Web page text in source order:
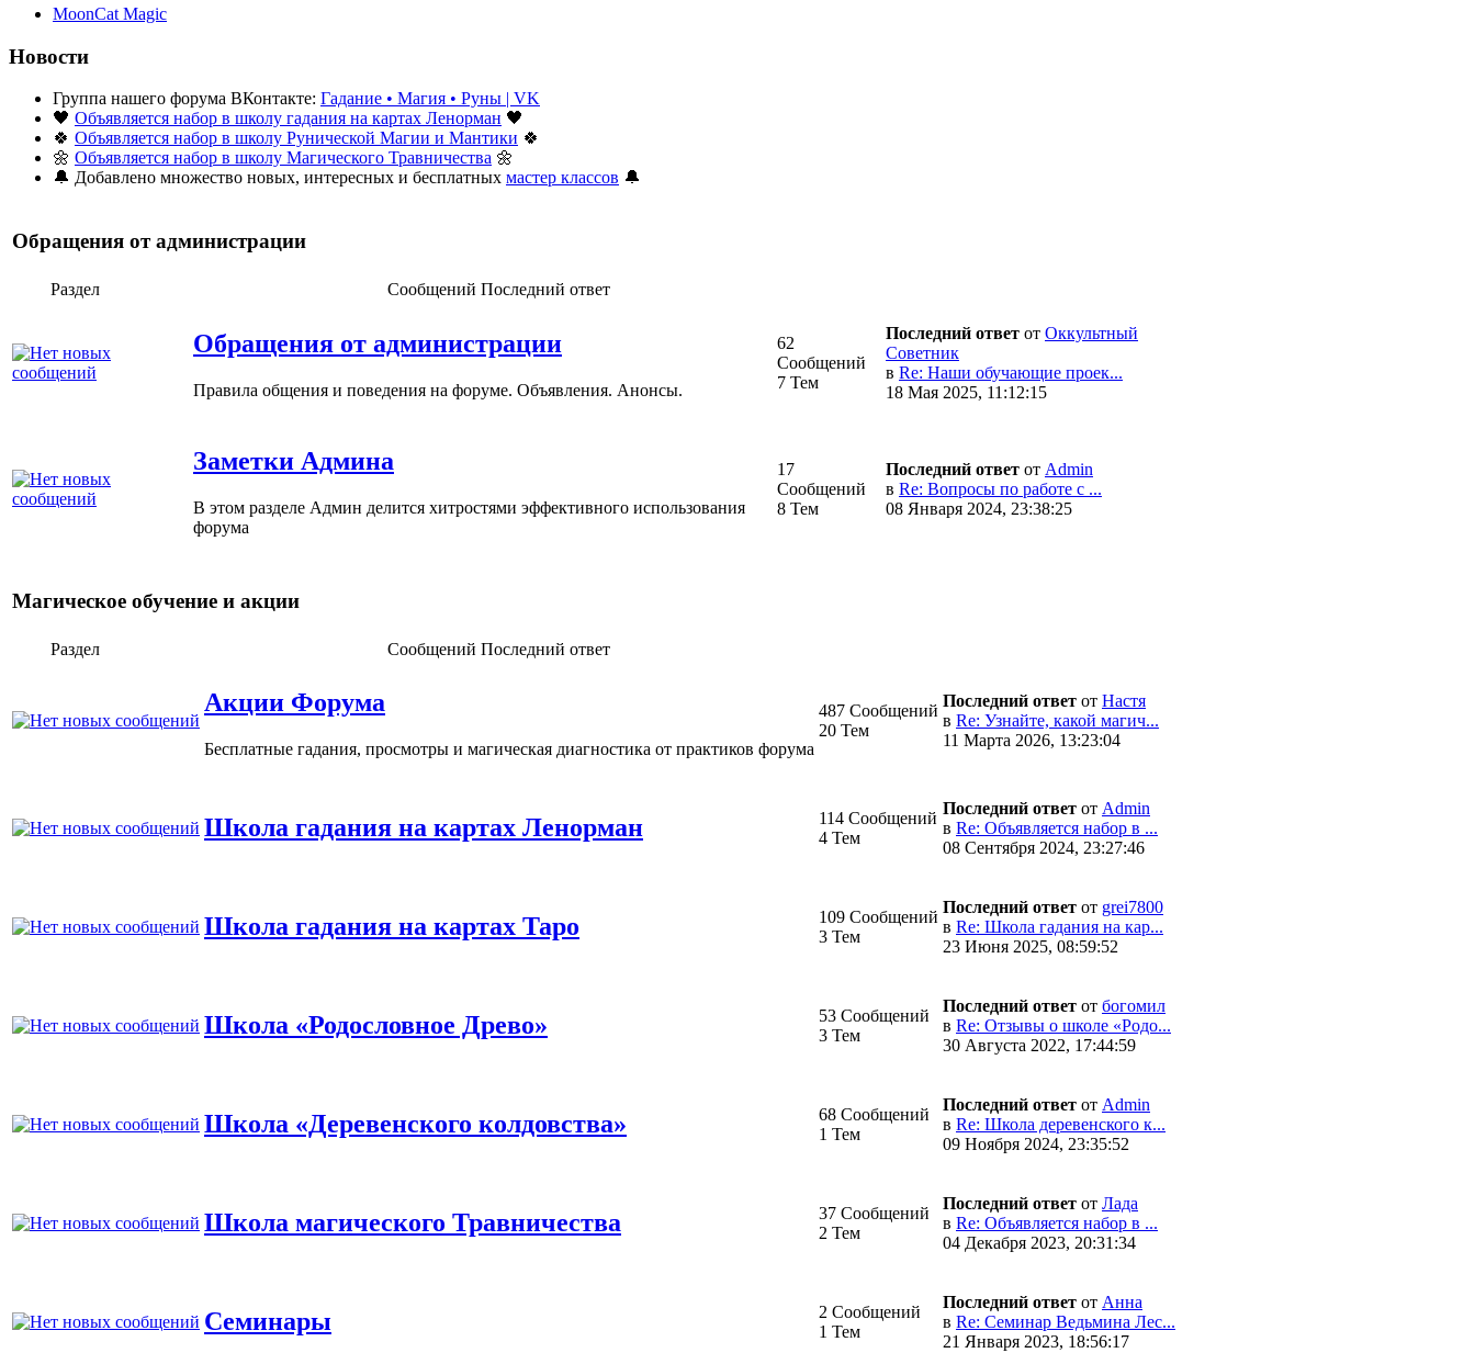
MoonCat Magic
Новости
Группа нашего форума ВКонтакте: Гадание • Магия • Руны | VK
🖤 Объявляется набор в школу гадания на картах Ленорман 🖤
🍀 Объявляется набор в школу Рунической Магии и Мантики 🍀
🌼 Объявляется набор в школу Магического Травничества 🌼
🔔 Добавлено множество новых, интересных и бесплатных мастер классов 🔔
Обращения от администрации
Раздел Сообщений Последний ответ
Обращения от администрации
Правила общения и поведения на форуме. Объявления. Анонсы.
62
Сообщений
7 Тем
Последний ответ от Оккультный
Советник
в Re: Наши обучающие проек...
18 Мая 2025, 11:12:15
Заметки Админа
В этом разделе Админ делится хитростями эффективного использования
форума
17
Сообщений
8 Тем
Последний ответ от Admin
в Re: Вопросы по работе с ...
08 Января 2024, 23:38:25
Магическое обучение и акции
Раздел Сообщений Последний ответ
Акции Форума
Бесплатные гадания, просмотры и магическая диагностика от практиков форума
487 Сообщений
20 Тем
Последний ответ от Настя
в Re: Узнайте, какой магич...
11 Марта 2026, 13:23:04
Школа гадания на картах Ленорман
114 Сообщений
4 Тем
Последний ответ от Admin
в Re: Объявляется набор в ...
08 Сентября 2024, 23:27:46
Школа гадания на картах Таро
109 Сообщений
3 Тем
Последний ответ от grei7800
в Re: Школа гадания на кар...
23 Июня 2025, 08:59:52
Школа «Родословное Древо»
53 Сообщений
3 Тем
Последний ответ от богомил
в Re: Отзывы о школе «Родо...
30 Августа 2022, 17:44:59
Школа «Деревенского колдовства»
68 Сообщений
1 Тем
Последний ответ от Admin
в Re: Школа деревенского к...
09 Ноября 2024, 23:35:52
Школа магического Травничества
37 Сообщений
2 Тем
Последний ответ от Лада
в Re: Объявляется набор в ...
04 Декабря 2023, 20:31:34
Семинары
2 Сообщений
1 Тем
Последний ответ от Анна
в Re: Семинар Ведьмина Лес...
21 Января 2023, 18:56:17